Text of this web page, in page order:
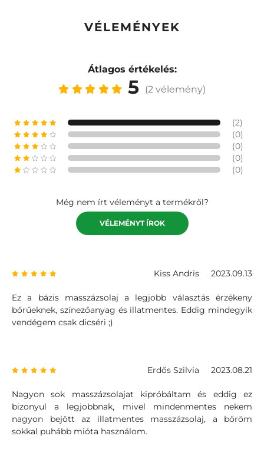
VÉLEMÉNYEK
Átlagos értékelés:
5 (2 vélemény)
(2)
(0)
(0)
(0)
(0)
Még nem írt véleményt a termékről?
VÉLEMÉNYT ÍROK
Kiss Andris 2023.09.13
Ez a bázis masszázsolaj a legjobb választás érzékeny
bőrűeknek, színezőanyag és illatmentes. Eddig mindegyik
vendégem csak dicséri ;)
Erdős Szilvia 2023.08.21
Nagyon sok masszázsolajat kipróbáltam és eddig ez
bizonyul a legjobbnak, mivel mindenmentes nekem
nagyon bejött az illatmentes masszázsolaj, a bőröm
sokkal puhább mióta használom.